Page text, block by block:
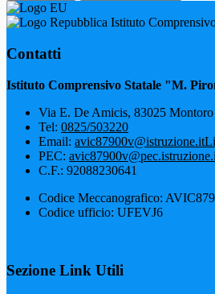
Istituto
Contatti
Istituto Comprensivo Statale "M.
Via E. De Amicis, 83025
Tel: 0825/503220
Email: avic87900v@istruzione.it
PEC:
C.F.: 92088230641
Codice Meccanografico:
Codice ufficio: UFEVJ6
Sezione Link Utili